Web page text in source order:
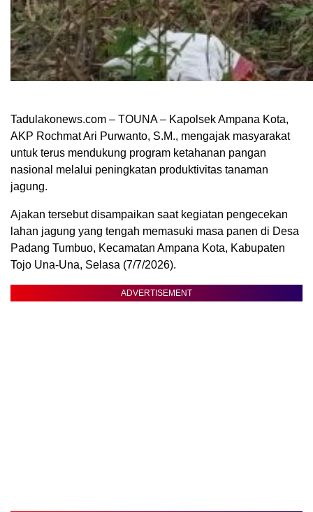
Tadulakonews.com – TOUNA – Kapolsek Ampana Kota,
AKP Rochmat Ari Purwanto, S.M., mengajak masyarakat
untuk terus mendukung program ketahanan pangan
nasional melalui peningkatan produktivitas tanaman
jagung.
Ajakan tersebut disampaikan saat kegiatan pengecekan
lahan jagung yang tengah memasuki masa panen di Desa
Padang Tumbuo, Kecamatan Ampana Kota, Kabupaten
Tojo Una-Una, Selasa (7/7/2026).
ADVERTISEMENT